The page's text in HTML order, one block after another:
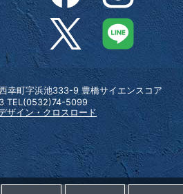
幸町字浜池333-9 豊橋サイエンスコア
TEL(0532)74-5099
ザイン・クロスロード